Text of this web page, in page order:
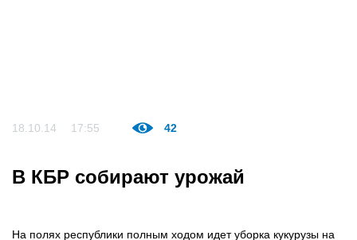
18.10.14 17:55 42
В КБР собирают урожай
На полях республики полным ходом идет уборка кукурузы на